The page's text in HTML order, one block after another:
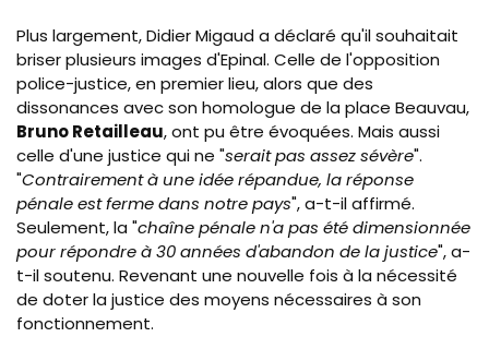
Plus largement, Didier Migaud a déclaré qu'il souhaitait
briser plusieurs images d'Epinal. Celle de l'opposition
police-justice, en premier lieu, alors que des
dissonances avec son homologue de la place Beauvau,
Bruno Retailleau, ont pu être évoquées. Mais aussi
celle d'une justice qui ne "serait pas assez sévère".
"Contrairement à une idée répandue, la réponse
pénale est ferme dans notre pays", a-t-il affirmé.
Seulement, la "chaîne pénale n'a pas été dimensionnée
pour répondre à 30 années d'abandon de la justice", a-
t-il soutenu. Revenant une nouvelle fois à la nécessité
de doter la justice des moyens nécessaires à son
fonctionnement.